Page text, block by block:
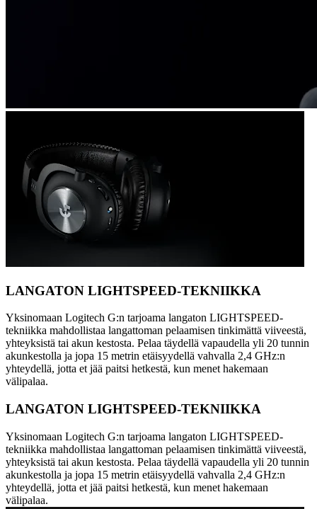
LANGATON LIGHTSPEED-TEKNIIKKA
Yksinomaan Logitech G:n tarjoama langaton LIGHTSPEED-
tekniikka mahdollistaa langattoman pelaamisen tinkimättä viiveestä,
yhteyksistä tai akun kestosta. Pelaa täydellä vapaudella yli 20 tunnin
akunkestolla ja jopa 15 metrin etäisyydellä vahvalla 2,4 GHz:n
yhteydellä, jotta et jää paitsi hetkestä, kun menet hakemaan
välipalaa.
LANGATON LIGHTSPEED-TEKNIIKKA
Yksinomaan Logitech G:n tarjoama langaton LIGHTSPEED-
tekniikka mahdollistaa langattoman pelaamisen tinkimättä viiveestä,
yhteyksistä tai akun kestosta. Pelaa täydellä vapaudella yli 20 tunnin
akunkestolla ja jopa 15 metrin etäisyydellä vahvalla 2,4 GHz:n
yhteydellä, jotta et jää paitsi hetkestä, kun menet hakemaan
välipalaa.